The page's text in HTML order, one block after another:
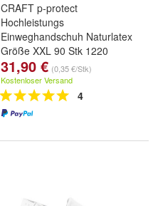
CRAFT p-protect
Hochleistungs
Einweghandschuh Naturlatex
Größe XXL 90 Stk 1220
31,90 € (0,35 €/Stk)
Kostenloser Versand
4